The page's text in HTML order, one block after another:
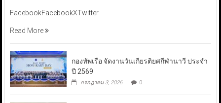
FacebookFacebookXTwitter
Read More
กองทัพเรือ จัดงานวันเกียรติยศกีฬานาวี ประจำ
ปี 2569
กรกฎาคม 3, 2026 0